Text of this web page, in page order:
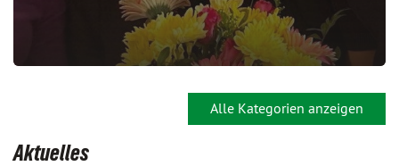
Alle Kategorien anzeigen
Aktuelles